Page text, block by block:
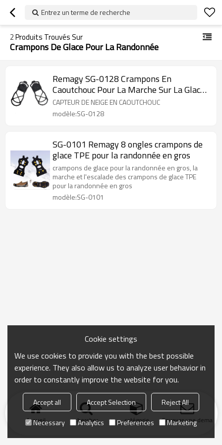
Entrez un terme de recherche
2Produits Trouvés Sur
Crampons De Glace Pour La Randonnée
Remagy SG-0128 Crampons En
Caoutchouc Pour La Marche Sur La Glace
Fabricants De Crampons De Glace En
Chine, Usine De Crampons De Glace,
CAPTEUR DE NEIGE EN CAOUTCHOUC
modèle:SG-0128
SG-0101 Remagy 8 ongles crampons de
glace TPE pour la randonnée en gros
crampons de glace pour la randonnée en gros, la
marche et l'escalade des crampons de glace TPE
pour la randonnée en gros
modèle:SG-0101
Accueil chercher catégorie Envoyer une
Cookie settings
We use cookies to provide you with the best possible
experience. They also allow us to analyze user behavior in
order to constantly improve the website for you.
Accept all Accept Selection
Reject All
Necessary
Analytics Preferences Marketing